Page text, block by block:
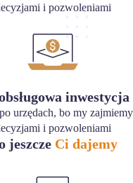
i pozwoleniami
inwestycja
urzędach, bo my
i pozwoleniami
jeszcze Ci dajemy